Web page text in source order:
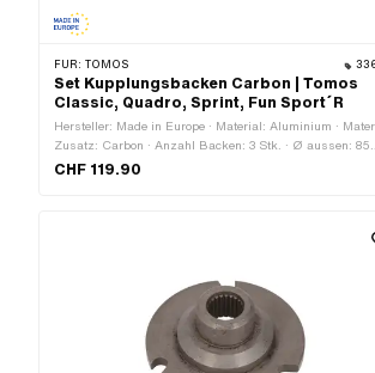
FÜR: TOMOS
Set Kupplungsbacken Carbon | Tomos
Classic, Quadro, Sprint, Fun Sport´R
Hersteller: Made in Europe · Material: Aluminium ·
Zusatz: Carbon · Anzahl Backen: 3 Stk. · Ø aussen: 85
mm · Dicke: 15 mm · Anwendungsbereich: Racing ·
CHF 119.90